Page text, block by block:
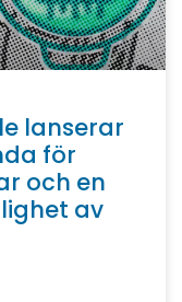
lanserar
för
och en
av